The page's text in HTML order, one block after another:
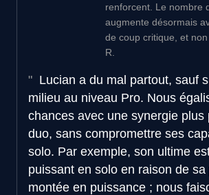
renforcent. Le nombre
augmente désormais
de coup critique, et
R.
Lucian a du mal partout, sauf
milieu au niveau Pro. Nous
chances avec une synergie plus
duo, sans compromettre ses
solo. Par exemple, son ultime
puissant en solo en raison de
montée en puissance ; nous